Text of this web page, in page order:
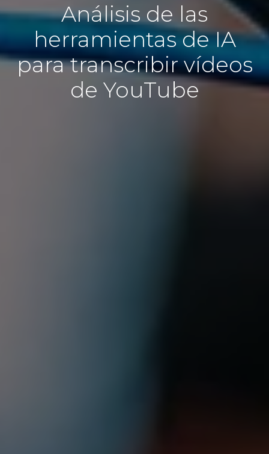
Análisis de las
herramientas de IA
para transcribir vídeos
de YouTube